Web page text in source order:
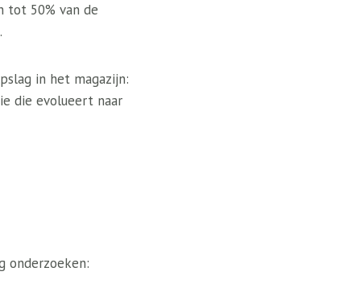
tot 50% van de
in het magazijn:
die evolueert naar
onderzoeken: